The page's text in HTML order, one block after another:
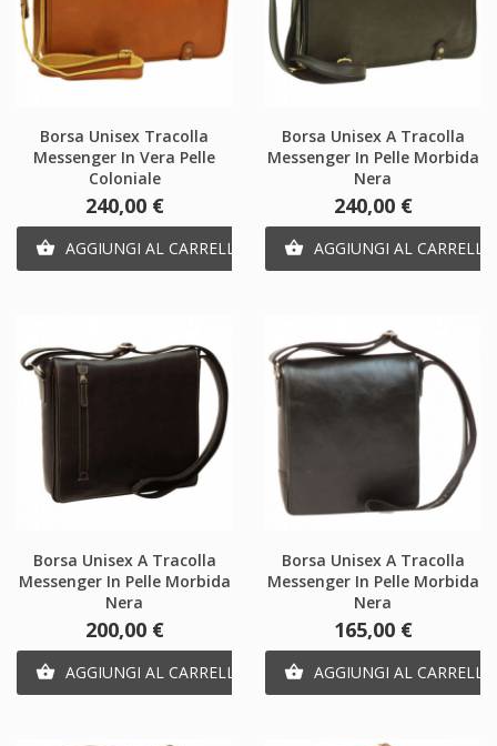
Borsa Unisex Tracolla
Messenger In Vera Pelle
Coloniale
Prezzo
240,00 €
 AGGIUNGI AL CARRELLO
Borsa Unisex A Tracolla
Messenger In Pelle Morbida
Nera
Prezzo
240,00 €
 AGGIUNGI AL CARRELLO
Borsa Unisex A Tracolla
Messenger In Pelle Morbida
Nera
Prezzo
200,00 €
 AGGIUNGI AL CARRELLO
Borsa Unisex A Tracolla
Messenger In Pelle Morbida
Nera
Prezzo
165,00 €
 AGGIUNGI AL CARRELLO